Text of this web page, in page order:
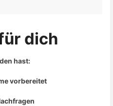
dich
hast:
vorbereitet